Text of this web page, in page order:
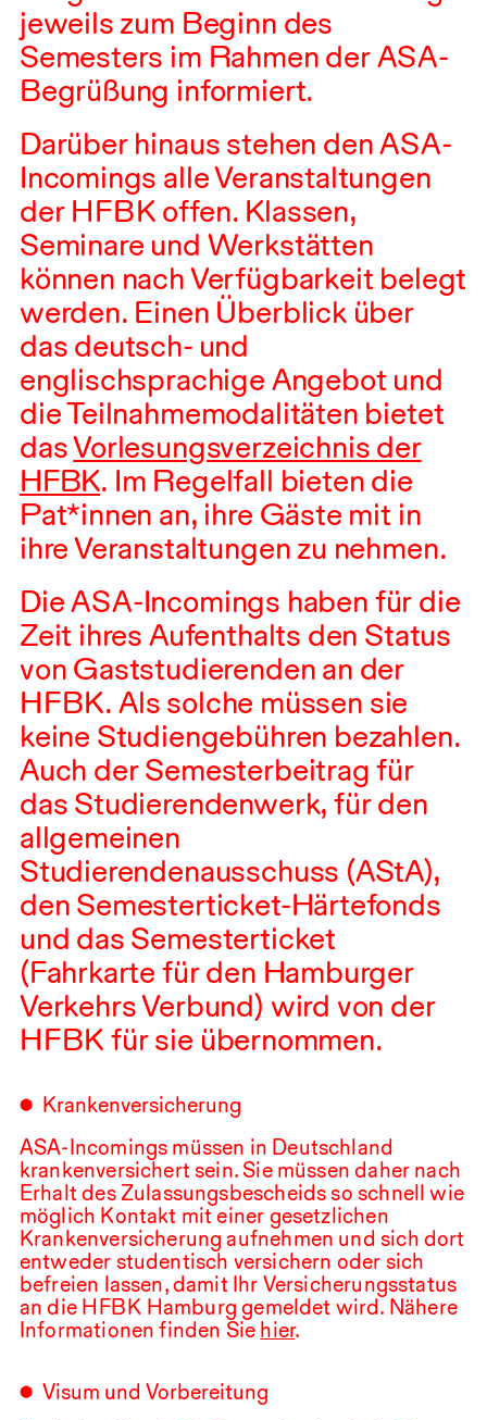
jeweils zum Beginn des
Semesters im Rahmen derASA-
Begrüßung informiert.
Darüber hinaus stehen denASA-
Incomings alle Veranstaltungen
der HFBK offen. Klassen,
Seminare und Werkstätten
können nach Verfügbarkeit belegt
werden. Einen Überblick über
das deutsch- und
englischsprachige Angebot und
die Teilnahmemodalitäten bietet
dasVorlesungsverzeichnis der
HFBK. Im Regelfall bieten die
Pat*innen an, ihre Gäste mit in
ihre Veranstaltungen zu nehmen.
DieASA-Incomings haben für die
Zeit ihres Aufenthalts den Status
von Gaststudierenden an der
HFBK. Als solche müssen sie
keine Studiengebühren bezahlen.
Auch der Semesterbeitrag für
das Studierendenwerk, für den
allgemeinen
Studierendenausschuss (AStA),
den Semesterticket-Härtefonds
und das Semesterticket
(Fahrkarte für den Hamburger
Verkehrs Verbund) wird von der
HFBK für sie übernommen.
Krankenversicherung
ASA-Incomings müssen in Deutschland
krankenversichert sein. Sie müssen daher nach
Erhalt des Zulassungsbescheids so schnell wie
möglich Kontakt mit einer gesetzlichen
Krankenversicherung aufnehmen und sich dort
entweder studentisch versichern oder sich
befreien lassen, damit Ihr Versicherungsstatus
an die HFBK Hamburg gemeldet wird. Nähere
Informationen finden Sie hier.
Visum und Vorbereitung